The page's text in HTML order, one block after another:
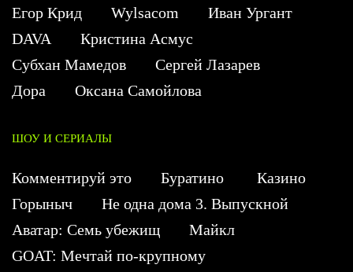
Егор Крид
Wylsacom
Иван Ургант
DAVA
Кристина Асмус
Субхан Мамедов
Сергей Лазарев
Дора
Оксана Самойлова
ШОУ И СЕРИАЛЫ
Комментируй это Буратино
Казино
Горыныч
Не одна дома 3. Выпускной
Аватар: Семь убежищ
Майкл
GOAT: Мечтай по-крупному